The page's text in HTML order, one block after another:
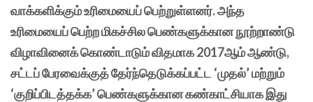
வாக்களிக்கும் உரிமையைப் பெற்றுள்ளனர். அந்த
உரிமையைப் பெற்ற மிகச்சில பெண்களுக்கான நூற்றாண்டு
விழாவினைக் கொண்டாடும் விதமாக 2017ஆம் ஆண்டு,
சட்டப் பேரவைக்குத் தேர்ந்தெடுக்கப்பட்ட ‘முதல்’ மற்றும்
‘குறிப்பிடத்தக்க’ பெண்களுக்கான கண்காட்சியாக இது